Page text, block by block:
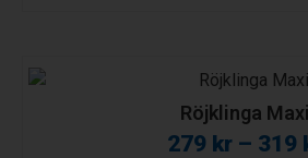
Röjklinga Maxi
279 kr– 319